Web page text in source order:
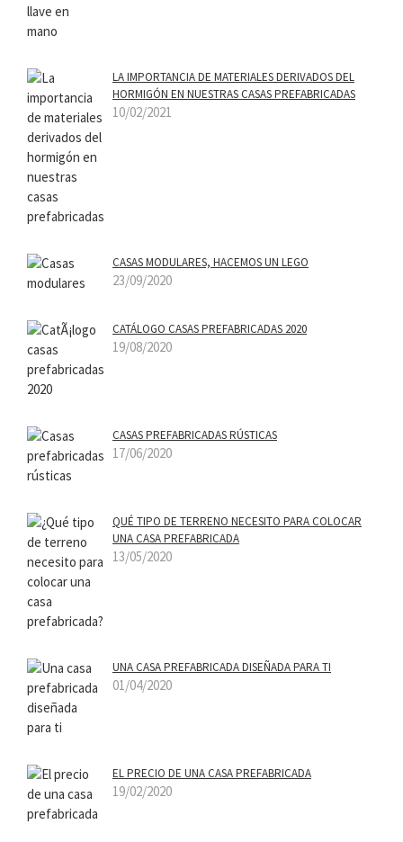
LA IMPORTANCIA DE MATERIALES DERIVADOS DEL
HORMIGÓN EN NUESTRAS CASAS PREFABRICADAS
10/02/2021
CASAS MODULARES, HACEMOS UN LEGO
23/09/2020
CATÁLOGO CASAS PREFABRICADAS 2020
19/08/2020
CASAS PREFABRICADAS RÚSTICAS
17/06/2020
QUÉ TIPO DE TERRENO NECESITO PARA COLOCAR
UNA CASA PREFABRICADA
13/05/2020
UNA CASA PREFABRICADA DISEÑADA PARA TI
01/04/2020
EL PRECIO DE UNA CASA PREFABRICADA
19/02/2020